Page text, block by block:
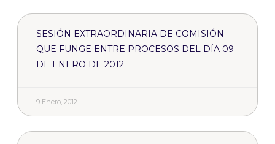
SESIÓN EXTRAORDINARIA DE COMISIÓN
QUE FUNGE ENTRE PROCESOS DEL DÍA 09
DE ENERO DE 2012
9 Enero, 2012